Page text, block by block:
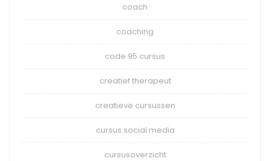
coach
coaching
code 95 cursus
creatief therapeut
creatieve cursussen
cursus social media
cursusoverzicht